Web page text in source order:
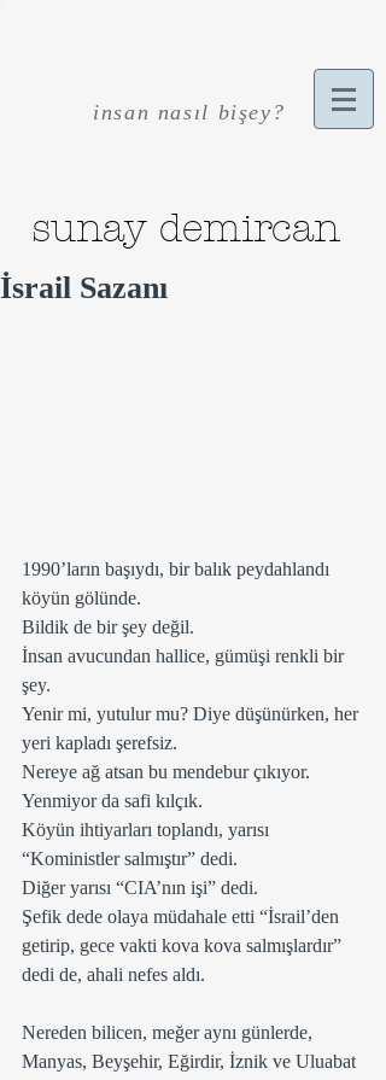
insan nasıl bişey?
sunay demircan
İsrail Sazanı
1990’ların başıydı, bir balık peydahlandı
köyün gölünde.
Bildik de bir şey değil.
İnsan avucundan hallice, gümüşi renkli bir
şey.
Yenir mi, yutulur mu? Diye düşünürken, her
yeri kapladı şerefsiz.
Nereye ağ atsan bu mendebur çıkıyor.
Yenmiyor da safi kılçık.
Köyün ihtiyarları toplandı, yarısı
“Koministler salmıştır” dedi.
Diğer yarısı “CIA’nın işi” dedi.
Şefik dede olaya müdahale etti “İsrail’den
getirip, gece vakti kova kova salmışlardır”
dedi de, ahali nefes aldı.
Nereden bilicen, meğer aynı günlerde,
Manyas, Beyşehir, Eğirdir, İznik ve Uluabat